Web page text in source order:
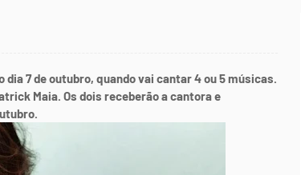
7 de outubro, quando vai cantar 4 ou 5 músicas.
Maia. Os dois receberão a cantora e